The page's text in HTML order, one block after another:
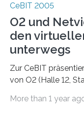
CeBIT 2005
O2 und
den
unterwegs
Zur CeBIT
von O2 (Halle 12,
Konferenzdienst
More than 1 year